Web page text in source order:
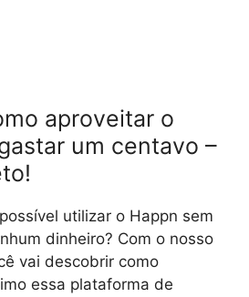
aproveitar o
um centavo –
utilizar o Happn sem
dinheiro? Com o nosso
vai descobrir como
essa plataforma de